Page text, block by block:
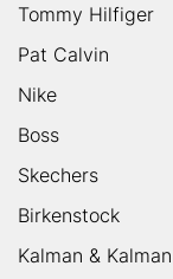
Tommy Hilfiger
Pat Calvin
Nike
Boss
Skechers
Birkenstock
Kalman & Kalman